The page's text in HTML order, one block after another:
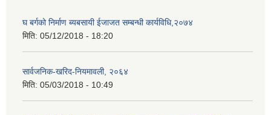
घ बर्गको निर्माण ब्यबसायी ईजाजत सम्बन्धी कार्यविधि,२०७४
मिति: 05/12/2018 - 18:20
सार्वजनिक-खरिद-नियमावली, २०६४
मिति: 05/03/2018 - 10:49